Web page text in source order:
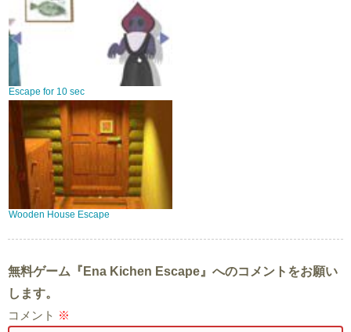
Escape for 10 sec
Wooden House Escape
無料ゲーム『Ena Kichen Escape』へのコメントをお願い
します。
コメント ※